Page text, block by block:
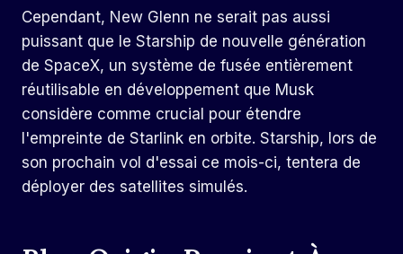
Cependant, New Glenn ne serait pas aussi
puissant que le Starship de nouvelle génération
de SpaceX, un système de fusée entièrement
réutilisable en développement que Musk
considère comme crucial pour étendre
l'empreinte de Starlink en orbite. Starship, lors de
son prochain vol d'essai ce mois-ci, tentera de
déployer des satellites simulés.